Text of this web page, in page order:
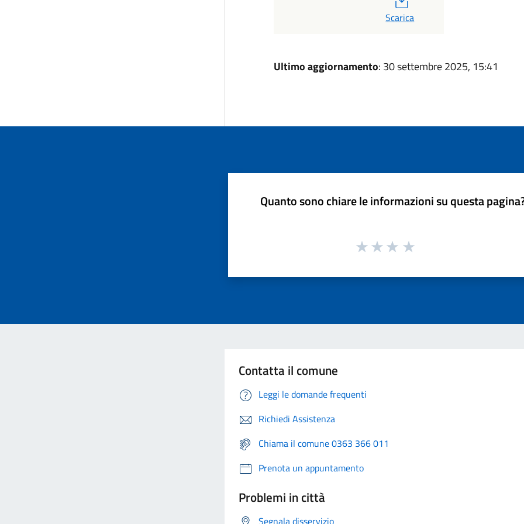
Scarica
Ultimo aggiornamento: 30 settembre 2025, 15:41
Quanto sono chiare le informazioni su questa
Contatta il comune
Leggi le domande frequenti
Richiedi Assistenza
Chiama il comune 0363 366 011
Prenota un appuntamento
Problemi in città
Segnala disservizio